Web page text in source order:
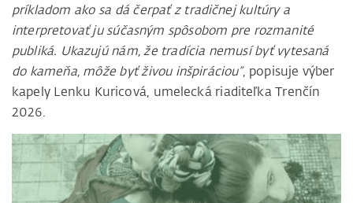
príkladom ako sa dá čerpať z tradičnej kultúry a
interpretovať ju súčasným spôsobom pre rozmanité
publiká. Ukazujú nám, že tradícia nemusí byť vytesaná
do kameňa, môže byť živou inšpiráciou”, popisuje výber
kapely Lenku Kuricová, umelecká riaditeľka Trenčín
2026.